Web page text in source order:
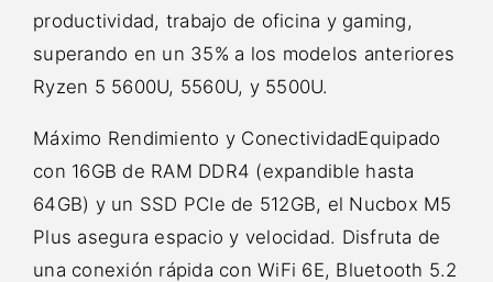
productividad, trabajo de oficina y gaming,
superando en un 35% a los modelos anteriores
Ryzen 5 5600U, 5560U, y 5500U.
Máximo Rendimiento y ConectividadEquipado
con 16GB de RAM DDR4 (expandible hasta
64GB) y un SSD PCIe de 512GB, el Nucbox M5
Plus asegura espacio y velocidad. Disfruta de
una conexión rápida con WiFi 6E, Bluetooth 5.2